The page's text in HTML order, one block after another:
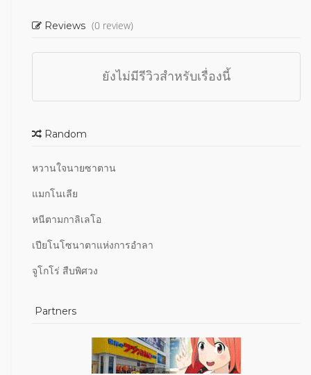
Reviews (0 review)
ยังไม่มีรีวิวสำหรับเรื่องนี้
Random
หวานใจนายซาตาน
แมกโนเลีย
หนีตามกาลิเลโอ
เปียโนโซนาตาแห่งการอำลา
จูโกโร่ สืบพิศวง
Partners